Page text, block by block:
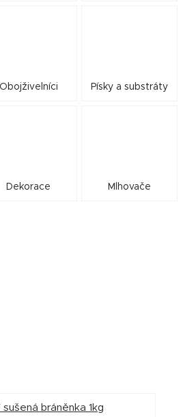
Obojživelníci Písky a substráty
Dekorace Mlhovače
sušená bráněnka 1kg